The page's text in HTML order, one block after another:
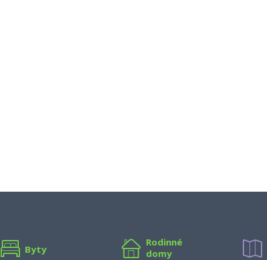
Byty
Rodinné
domy